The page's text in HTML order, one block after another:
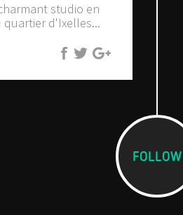
studio en
d'Ixelles...
FOLLOW